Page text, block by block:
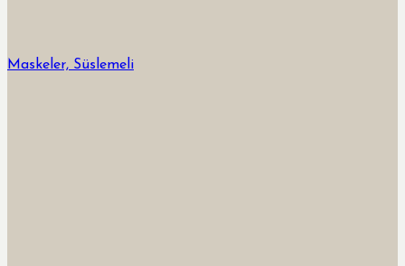
Maskeler, Süslemeli